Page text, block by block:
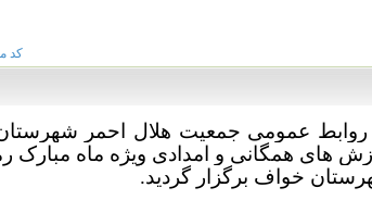
کد
روابط عمومی جمعیت هلال احمر
های همگانی و امدادی ویژه ماه مبارک
خواف برگزار گردید.